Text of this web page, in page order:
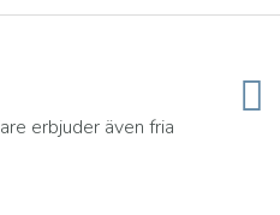
erbjuder även fria